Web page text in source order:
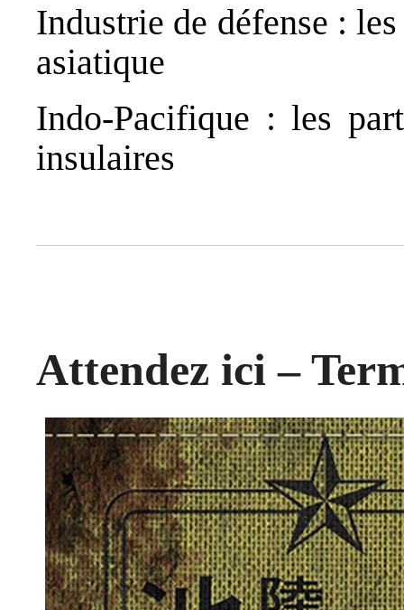
Industrie de défense :
asiatique
Indo-Pacifique : les
insulaires
Attendez ici –